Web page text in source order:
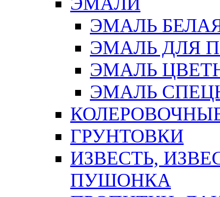
ЭМАЛЬ
ЭМАЛЬ ДЛЯ
ЭМАЛЬ
ЭМАЛЬ
ГРУНТОВКИ
ИЗВЕСТЬ,
ПУШОНКА